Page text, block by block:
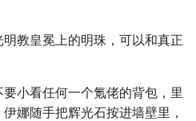
教皇冕上的明珠，可以和真正
小看任何一个氪佬的背包，里
娜随手把辉光石按进墙壁里，